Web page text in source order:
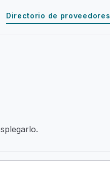
Directorio de proveedores